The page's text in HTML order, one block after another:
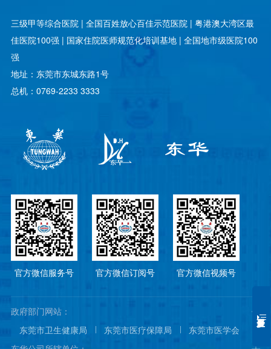
三级甲等综合医院 | 全国百姓放心百佳示范医院 | 粤港澳大湾区最
佳医院100强 | 国家住院医师规范化培训基地 | 全国地市级医院100
强
地址：东莞市东城东路1号
总机：0769-2233 3333
官方微信服务号 官方微信订阅号 官方微信视频号
政府部门网站：
东莞市卫生健康局
东莞市医疗保障局
东莞市医学会